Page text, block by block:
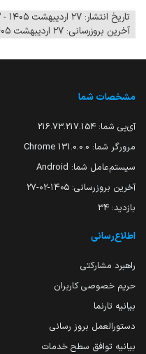
تاریخ انتشار: ۲۷ اردیبهشت ۱۴۰۵ - ۰۹:۲۳
آخرین بروزرسانی: ۲۷ اردیبهشت ۱۴۰۵ - ۰۹:۲۳
مشخصات شما
آی‌پی شما: 216.73.217.154
مرورگر شما: 131.0.0.0 Chrome
سیستم‌عامل شما: Android
آخرین بروزرسانی: ۱۴۰۵-۰۲-۲۷
بازدید: 34
اطلاع‌رسانی
راهبرد مشارکتی
حریم خصوصی کاربران
بیانیه تارنما
دستورالعمل بروز رسانی
بیانیه توافق سطح خدمات